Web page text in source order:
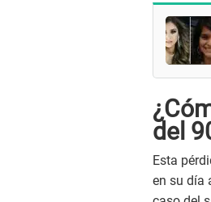
del
Esta
en su día